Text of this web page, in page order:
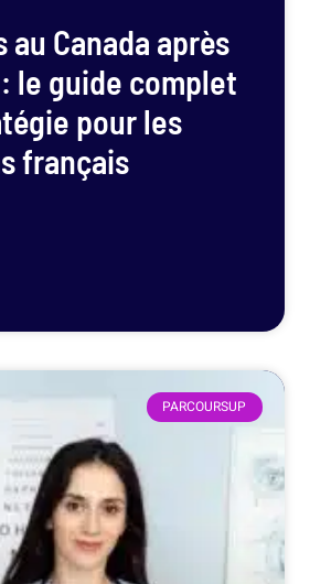
au Canada après
le guide complet
pour les
français
PARCOURSUP